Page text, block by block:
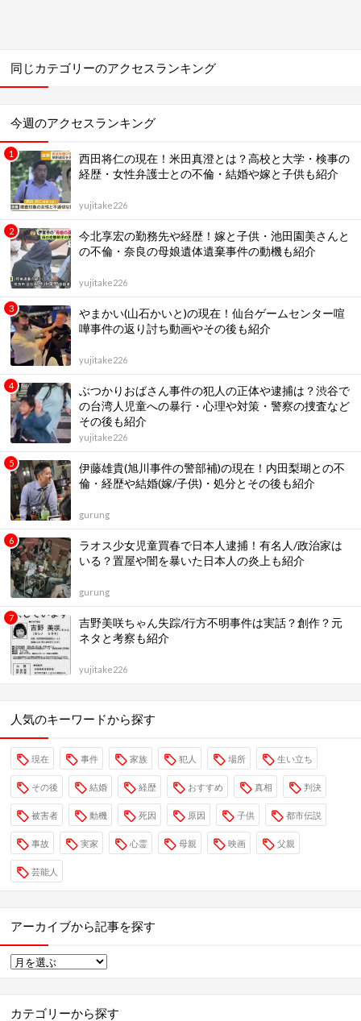
同じカテゴリーのアクセスランキング
今週のアクセスランキング
西田将仁の現在！米田真澄とは？高校と大学・検事の
経歴・女性弁護士との不倫・結婚や嫁と子供も紹介
yujitake226
今北享宏の勤務先や経歴！嫁と子供・池田園美さんと
の不倫・奈良の母娘遺体遺棄事件の動機も紹介
yujitake226
やまかい(山石かいと)の現在！仙台ゲームセンター喧
嘩事件の返り討ち動画やその後も紹介
yujitake226
ぶつかりおばさん事件の犯人の正体や逮捕は？渋谷で
の台湾人児童への暴行・心理や対策・警察の捜査など
その後も紹介
yujitake226
伊藤雄貴(旭川事件の警部補)の現在！内田梨瑚との不
倫・経歴や結婚(嫁/子供)・処分とその後も紹介
gurung
ラオス少女児童買春で日本人逮捕！有名人/政治家は
いる？置屋や闇を暴いた日本人の炎上も紹介
gurung
吉野美咲ちゃん失踪/行方不明事件は実話？創作？元
ネタと考察も紹介
yujitake226
人気のキーワードから探す
現在 事件 家族 犯人 場所 生い立ち
その後 結婚 経歴 おすすめ 真相 判決
被害者 動機 死因 原因 子供 都市伝説
事故 実家 心霊 母親 映画 父親
芸能人
アーカイブから記事を探す
カテゴリーから探す